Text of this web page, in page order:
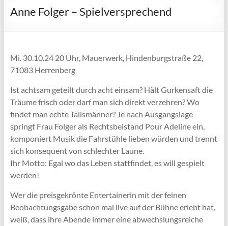
Anne Folger – Spielversprechend
Mi. 30.10.24 20 Uhr, Mauerwerk, Hindenburgstraße 22,
71083 Herrenberg
Ist achtsam geteilt durch acht einsam? Hält Gurkensaft die
Träume frisch oder darf man sich direkt verzehren? Wo
findet man echte Talismänner? Je nach Ausgangslage
springt Frau Folger als Rechtsbeistand Pour Adeline ein,
komponiert Musik die Fahrstühle lieben würden und trennt
sich konsequent von schlechter Laune.
Ihr Motto: Egal wo das Leben stattfindet, es will gespielt
werden!
Wer die preisgekrönte Entertainerin mit der feinen
Beobachtungsgabe schon mal live auf der Bühne erlebt hat,
weiß, dass ihre Abende immer eine abwechslungsreiche